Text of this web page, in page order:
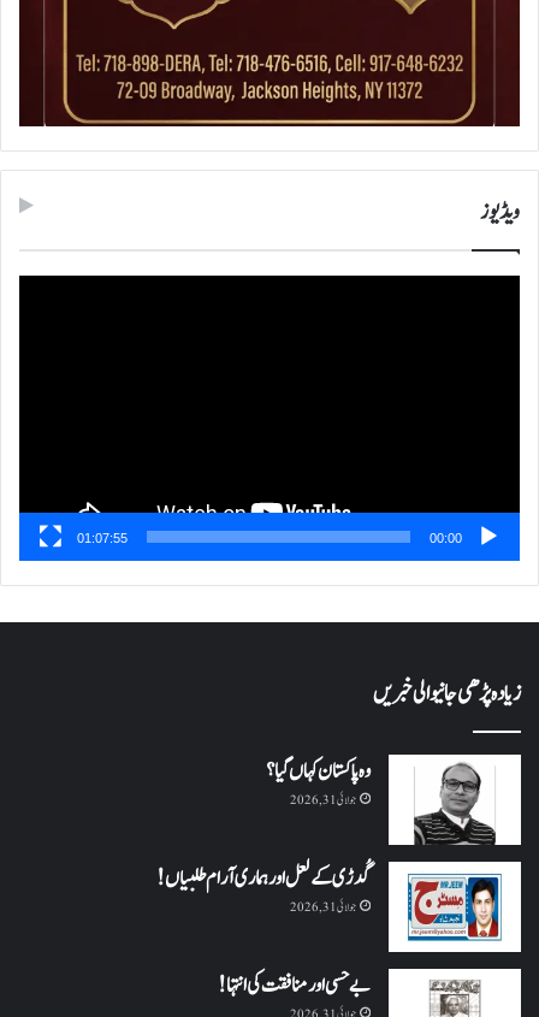
ویڈیوز
00:00
01:07:55
زیادہ پڑھی جانیوالی خبریں
وہ پاکستان کہاں گیا؟
جولائی 31, 2026
گُدڑی کے لعل اور ہماری آرام طلبیاں!
جولائی 31, 2026
بے حسی اور منافقت کی انتہا !